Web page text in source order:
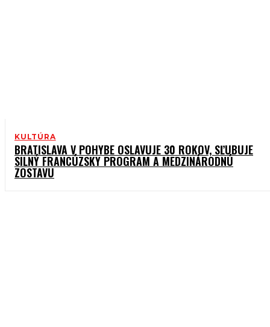
KULTÚRA
BRATISLAVA V POHYBE OSLAVUJE 30 ROKOV, SĽUBUJE
SILNÝ FRANCÚZSKY PROGRAM A MEDZINÁRODNÚ
ZOSTAVU